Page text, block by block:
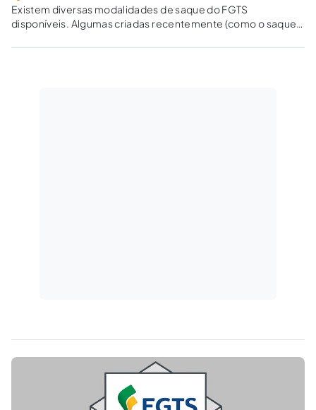
Existem diversas modalidades de saque do FGTS
disponíveis. Algumas criadas recentemente (como o saque
Uma destas é o saque-calamidade, que pode ser utilizado